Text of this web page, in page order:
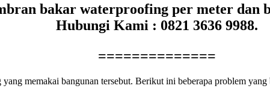
bakar waterproofing per meter
Hubungi Kami : 0821 3636 9988.
==============
memakai bangunan tersebut. Berikut ini beberapa problem